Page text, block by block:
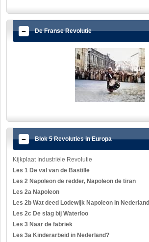
De Franse Revolutie
Blok 5 Revoluties in Europa
Kijkplaat Industriële Revolutie
Les 1 De val van de Bastille
Les 2 Napoleon de redder, Napoleon de tiran
Les 2a Napoleon
Les 2b Wat deed Lodewijk Napoleon in Nederland
Les 2c De slag bij Waterloo
Les 3 Naar de fabriek
Les 3a Kinderarbeid in Nederland?